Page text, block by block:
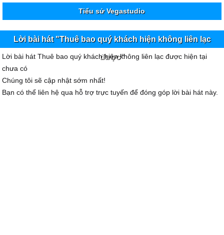
Tiểu sử Vegastudio
Lời bài hát "Thuê bao quý khách hiện không liên lạc
được"
Lời bài hát Thuê bao quý khách hiện không liên lạc được hiện tại
chưa có
Chúng tôi sẽ cập nhật sớm nhất!
Bạn có thể liên hệ qua hỗ trợ trực tuyến để đóng góp lời bài hát này.